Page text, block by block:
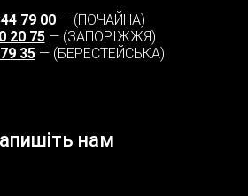
79 00— (ПОЧАЙНА)
20 75— (ЗАПОРІЖЖЯ)
35 — (БЕРЕСТЕЙСЬКА)
нам